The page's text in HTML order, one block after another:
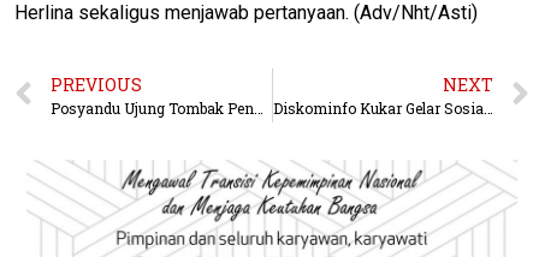
Herlina sekaligus menjawab pertanyaan. (Adv/Nht/Asti)
PREVIOUS
Posyandu Ujung Tombak Penanganan Stunting, Wabup Gamalis Tegaskan Perlu Sinergi Semua Pihak
NEXT
Diskominfo Kukar Gelar Sosialisasi dan Workshop Pemanfaatan Platform Digital